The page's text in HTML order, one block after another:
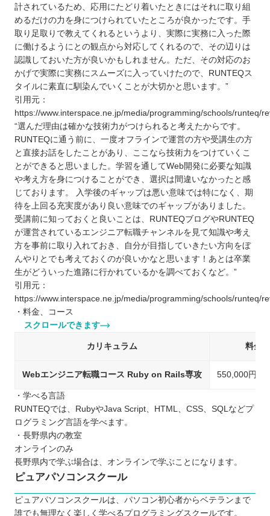
計されているため、応用にたどり着いたときにはそれに取り組
めるだけの力を身につけられていたところが良かったです。手
取り足取りで教えてくれるというより、実際に実務に入った際
に働けるようにとの観点から対応してくれるので、その辺りは
認識しておいた方が良いかもしれません。ただ、その対応のお
かげで実際に実務にスムーズに入っていけたので、RUNTEQス
タイルに素直に馴染んでいくことが大切かと思います。”
引用元：
https://www.interspace.ne.jp/media/programming/schools/runteq/
“選んだ理由は確かな技術力がつけられると考えたからです。
RUNTEQに通う前に、一度オフラインで運営の方や受講生の方
と直接お話をしたことがあり、ここなら技術力をつけていくこ
とができると思いました。学習を通してWeb開発に必要な知識
や考え方を身につけることができ、選択は間違いなかったと感
じております。 入学後のギャップは悪い意味では特になく、期
待を上回る充実度があり良い意味でのギャップがありました。
受講前に知っておくと良いことは、RUNTEQブログやRUNTEQ
が運営されているエンジニア転職チャンネルを見て知識や考え
方を事前に取り入れておき、自分が目指していきたい方向をぼ
んやりとでも考えておくのが良いかなと思います！あとは卒業
生がどういった進路に行かれているかを調べておくなど。”
引用元：
https://www.interspace.ne.jp/media/programming/schools/runteq/
・料金、コース
スクロールできます
カリキュラム 料金
Webエンジニア転職コース Ruby on Rails専攻 550,000円（
・学べる言語
RUNTEQでは、RubyやJava Script、HTML、CSS、SQLなどプ
ログラミング言語を学べます。
・長野県内の教室
オンラインのみ
長野県内で学ぶ場合は、オンラインで学ぶことになります。
ピュアパソコンスクール
ピュアパソコンスクールは、パソコン初心者からベテランまで
誰でも無理なく楽しく学べるプログラミングスクールです。